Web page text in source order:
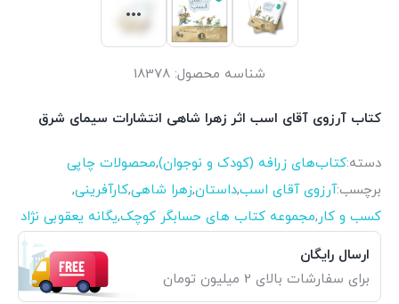
شناسه محصول: 18378
کتاب آرزوی آقای اسب اثر زهرا شاهی انتشارات سیمای شرق
دسته:کتاب‌های زرافه (کودک و نوجوان),محصولات چاپی
برچسب:آرزوی آقای اسب,داستان,زهرا شاهی,کارآفرینی,
کسب و کار,مجموعه کتاب های حسابگر کوچک,یگانه یعقوبی نژاد
ارسال رایگان
برای سفارشات بالای 2 میلیون تومان